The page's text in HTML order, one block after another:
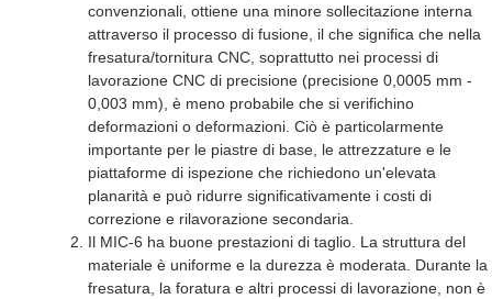
convenzionali, ottiene una minore sollecitazione interna
attraverso il processo di fusione, il che significa che nella
fresatura/tornitura CNC, soprattutto nei processi di
lavorazione CNC di precisione (precisione 0,0005 mm -
0,003 mm), è meno probabile che si verifichino
deformazioni o deformazioni. Ciò è particolarmente
importante per le piastre di base, le attrezzature e le
piattaforme di ispezione che richiedono un'elevata
planarità e può ridurre significativamente i costi di
correzione e rilavorazione secondaria.
Il MIC-6 ha buone prestazioni di taglio. La struttura del
materiale è uniforme e la durezza è moderata. Durante la
fresatura, la foratura e altri processi di lavorazione, non è